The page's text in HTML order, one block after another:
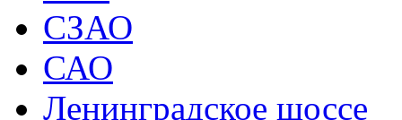
СЗАО
САО
Ленинградское шоссе